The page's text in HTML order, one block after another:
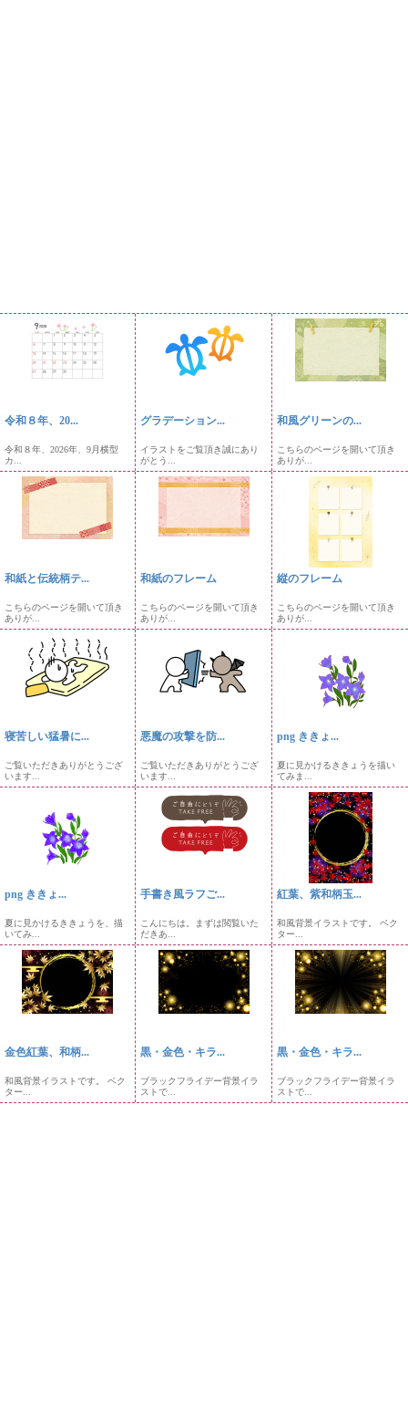
令和８年、20...
令和８年、2026年、9月横型
カ...
グラデーション...
イラストをご覧頂き誠にあり
がとう...
和風グリーンの...
こちらのページを開いて頂き
ありが...
和紙と伝統柄テ...
こちらのページを開いて頂き
ありが...
和紙のフレーム
こちらのページを開いて頂き
ありが...
縦のフレーム
こちらのページを開いて頂き
ありが...
寝苦しい猛暑に...
ご覧いただきありがとうござ
います...
悪魔の攻撃を防...
ご覧いただきありがとうござ
います...
png ききょ...
夏に見かけるききょうを描い
てみま...
png ききょ...
夏に見かけるききょうを、描
いてみ...
手書き風ラフご...
こんにちは。まずは閲覧いた
だきあ...
紅葉、紫和柄玉...
和風背景イラストです。 ベク
ター...
金色紅葉、和柄...
和風背景イラストです。 ベク
ター...
黒・金色・キラ...
ブラックフライデー背景イラ
ストで...
黒・金色・キラ...
ブラックフライデー背景イラ
ストで...